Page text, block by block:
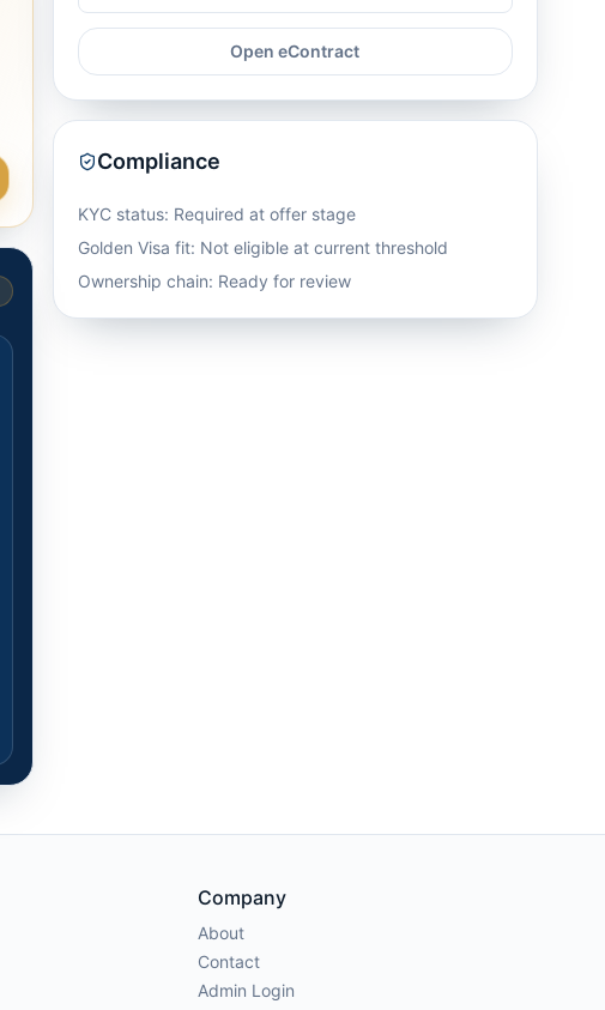
Open eContract
Compliance
KYC status: Required at offer stage
Golden Visa fit: Not eligible at current threshold
Ownership chain: Ready for review
Company
About
Contact
Admin Login